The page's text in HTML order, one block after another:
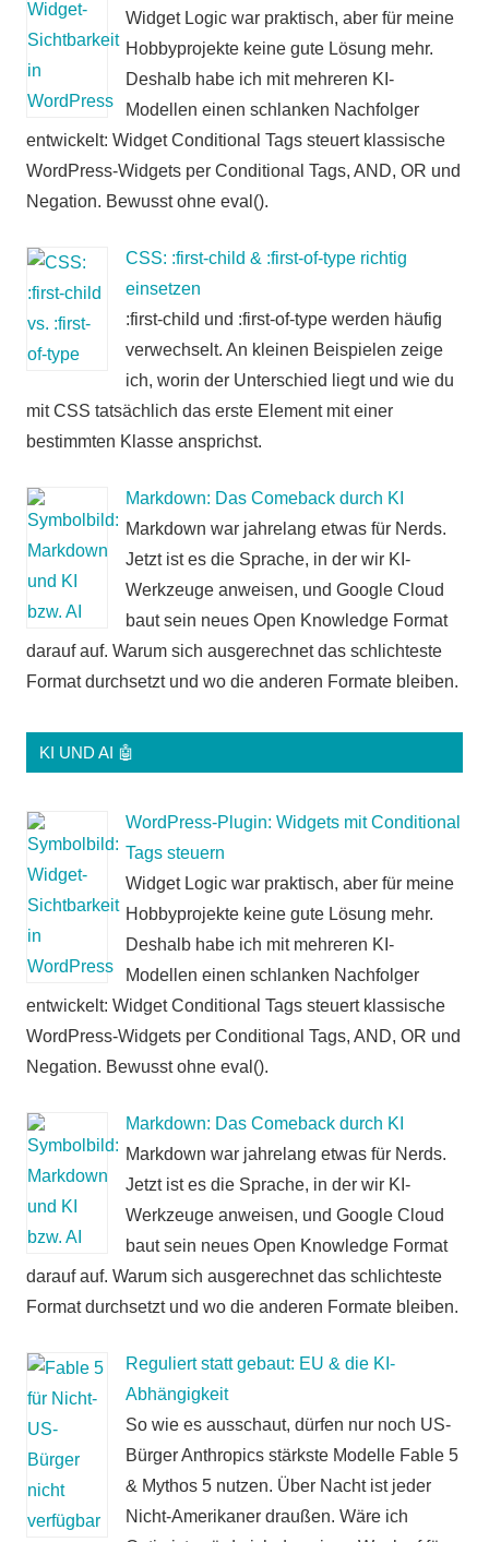
Widget Logic war praktisch, aber für meine
Hobbyprojekte keine gute Lösung mehr.
Deshalb habe ich mit mehreren KI-
Modellen einen schlanken Nachfolger
entwickelt: Widget Conditional Tags steuert klassische
WordPress-Widgets per Conditional Tags, AND, OR und
Negation. Bewusst ohne eval().
CSS: :first-child & :first-of-type richtig
einsetzen
:first-child und :first-of-type werden häufig
verwechselt. An kleinen Beispielen zeige
ich, worin der Unterschied liegt und wie du
mit CSS tatsächlich das erste Element mit einer
bestimmten Klasse ansprichst.
Markdown: Das Comeback durch KI
Markdown war jahrelang etwas für Nerds.
Jetzt ist es die Sprache, in der wir KI-
Werkzeuge anweisen, und Google Cloud
baut sein neues Open Knowledge Format
darauf auf. Warum sich ausgerechnet das schlichteste
Format durchsetzt und wo die anderen Formate bleiben.
KI UND AI 🤖
WordPress-Plugin: Widgets mit Conditional
Tags steuern
Widget Logic war praktisch, aber für meine
Hobbyprojekte keine gute Lösung mehr.
Deshalb habe ich mit mehreren KI-
Modellen einen schlanken Nachfolger
entwickelt: Widget Conditional Tags steuert klassische
WordPress-Widgets per Conditional Tags, AND, OR und
Negation. Bewusst ohne eval().
Markdown: Das Comeback durch KI
Markdown war jahrelang etwas für Nerds.
Jetzt ist es die Sprache, in der wir KI-
Werkzeuge anweisen, und Google Cloud
baut sein neues Open Knowledge Format
darauf auf. Warum sich ausgerechnet das schlichteste
Format durchsetzt und wo die anderen Formate bleiben.
Reguliert statt gebaut: EU & die KI-
Abhängigkeit
So wie es ausschaut, dürfen nur noch US-
Bürger Anthropics stärkste Modelle Fable 5
& Mythos 5 nutzen. Über Nacht ist jeder
Nicht-Amerikaner draußen. Wäre ich